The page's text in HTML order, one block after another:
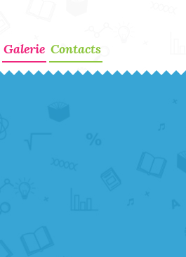
Galerie Contacts